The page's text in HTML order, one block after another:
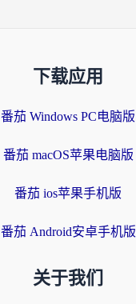
下载应用
番茄 Windows PC电脑版
番茄 macOS苹果电脑版
番茄 ios苹果手机版
番茄 Android安卓手机版
关于我们